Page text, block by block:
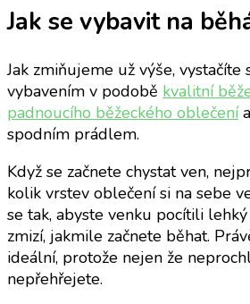
Jak se vybavit na
Jak zmiňujeme už výše, vystačíte
vybavením v podobě kvalitní
padnoucího běžeckého oblečení
spodním prádlem.
Když se začnete chystat ven,
kolik vrstev oblečení si na sebe
se tak, abyste venku pocítili
zmizí, jakmile začnete běhat.
ideální, protože nejen že
nepřehřejete.